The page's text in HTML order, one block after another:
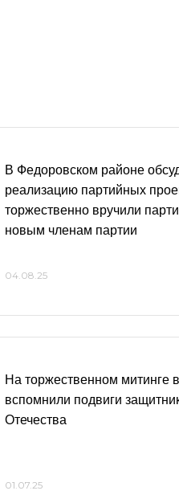
В Федоровском районе
реализацию партийных
торжественно вручили
новым членам партии
04.08.25
На торжественном митинге
вспомнили подвиги
Отечества
01.07.25